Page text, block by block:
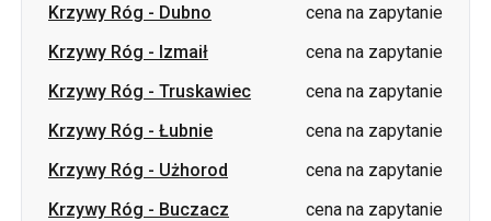
Krzywy Róg-Łubnie
cena na zapytanie
Krzywy Róg-Użhorod
cena na zapytanie
Krzywy Róg-Buczacz
cena na zapytanie
Krzywy Róg-Stryj
cena na zapytanie
Krzywy Róg-Mohylów
cena na